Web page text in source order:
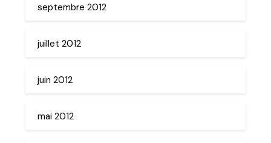
septembre 2012
juillet 2012
juin 2012
mai 2012